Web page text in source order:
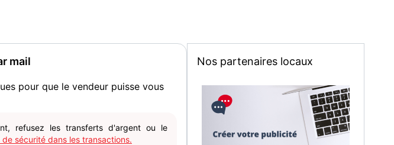
Cordialement !
mail
pour que le vendeur puisse vous
refusez les transferts d'argent ou le
sécurité dans les transactions.
Nos partenaires locaux